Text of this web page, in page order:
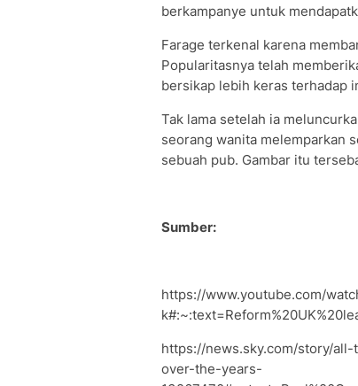
berkampanye untuk
Farage terkenal karena
Popularitasnya telah
bersikap lebih keras terhadap
Tak lama setelah ia
seorang wanita melemparkan
sebuah pub. Gambar itu
Sumber:
https://www.youtube.com/
https://news.sky.com/story/
over-the-years-